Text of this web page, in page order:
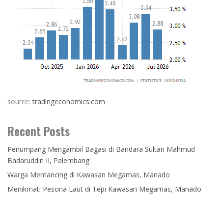
source:tradingeconomics.com
Recent Posts
Penumpang Mengambil Bagasi di Bandara Sultan Mahmud
Badaruddin II, Palembang
Warga Memancing di Kawasan Megamas, Manado
Menikmati Pesona Laut di Tepi Kawasan Megamas, Manado